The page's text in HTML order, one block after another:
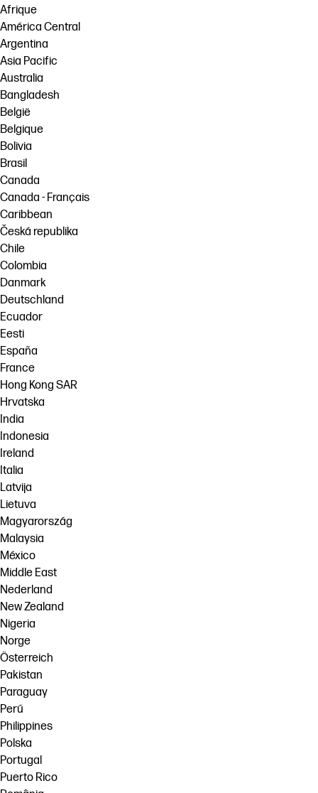
Afrique
América Central
Argentina
Asia Pacific
Australia
Bangladesh
België
Belgique
Bolivia
Brasil
Canada
Canada - Français
Caribbean
Česká republika
Chile
Colombia
Danmark
Deutschland
Ecuador
Eesti
España
France
Hong Kong SAR
Hrvatska
India
Indonesia
Ireland
Italia
Latvija
Lietuva
Magyarország
Malaysia
México
Middle East
Nederland
New Zealand
Nigeria
Norge
Österreich
Pakistan
Paraguay
Perú
Philippines
Polska
Portugal
Puerto Rico